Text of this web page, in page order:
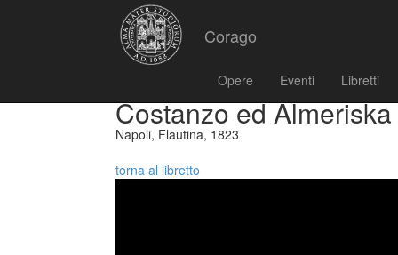
Corago
Opere Eventi Libretti
Costanzo ed Almeriska
Napoli, Flautina, 1823
torna al libretto